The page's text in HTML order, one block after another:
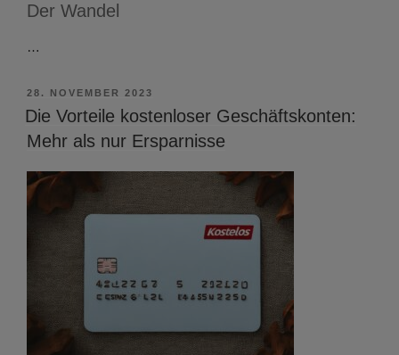
Der Wandel
…
VERÖFFENTLICHT
AM
28. NOVEMBER 2023
Die Vorteile kostenloser Geschäftskonten:
Mehr als nur Ersparnisse